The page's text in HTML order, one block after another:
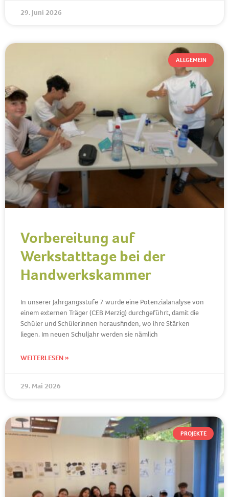
29. Juni 2026
ALLGEMEIN
Vorbereitung auf
Werkstatttage bei der
Handwerkskammer
In unserer Jahrgangsstufe 7 wurde eine Potenzialanalyse von
einem externen Träger (CEB Merzig) durchgeführt, damit die
Schüler und Schülerinnen herausfinden, wo ihre Stärken
liegen. Im neuen Schuljahr werden sie nämlich
WEITERLESEN »
29. Mai 2026
PROJEKTE